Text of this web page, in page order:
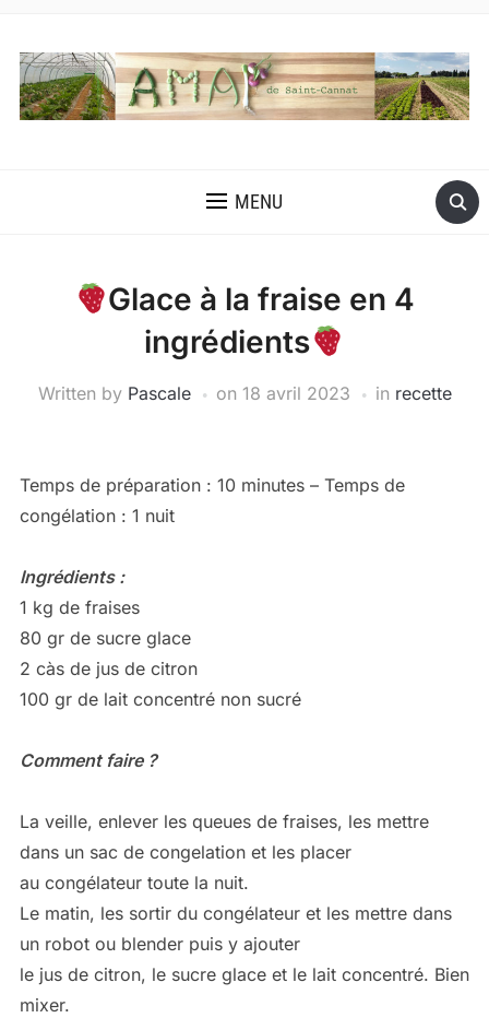
MENU
Glace à la fraise en 4
ingrédients
Written by Pascale on 18 avril 2023 in recette
Temps de préparation : 10 minutes – Temps de
congélation : 1 nuit
Ingrédients :
1 kg de fraises
80 gr de sucre glace
2 càs de jus de citron
100 gr de lait concentré non sucré
Comment faire ?
La veille, enlever les queues de fraises, les mettre
dans un sac de congelation et les placer
au congélateur toute la nuit.
Le matin, les sortir du congélateur et les mettre dans
un robot ou blender puis y ajouter
le jus de citron, le sucre glace et le lait concentré. Bien
mixer.